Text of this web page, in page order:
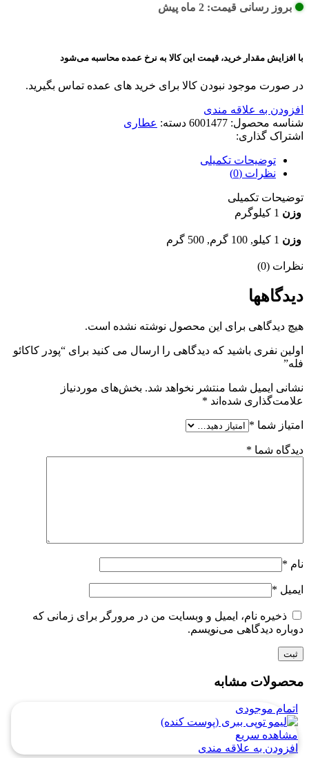
بروز رسانی قیمت: 2 ماه پیش
با افزایش مقدار خرید، قیمت این کالا به نرخ عمده محاسبه می‌شود
در صورت موجود نبودن کالا برای خرید های عمده تماس بگیرید.
افزودن به علاقه مندی
شناسه محصول: 6001477 دسته: عطاری
اشتراک گذاری:
توضیحات تکمیلی
نظرات (0)
توضیحات تکمیلی
وزن 1 کیلوگرم
وزن 1 کیلو, 100 گرم, 500 گرم
نظرات (0)
دیدگاهها
هیچ دیدگاهی برای این محصول نوشته نشده است.
اولین نفری باشید که دیدگاهی را ارسال می کنید برای “پودر كاكائو
فله”
نشانی ایمیل شما منتشر نخواهد شد. بخش‌های موردنیاز
علامت‌گذاری شده‌اند *
امتیاز شما *
دیدگاه شما *
نام *
ایمیل *
ذخیره نام، ایمیل و وبسایت من در مرورگر برای زمانی که
دوباره دیدگاهی می‌نویسم.
محصولات مشابه
اتمام موجودی
مشاهده سریع
افزودن به علاقه مندی